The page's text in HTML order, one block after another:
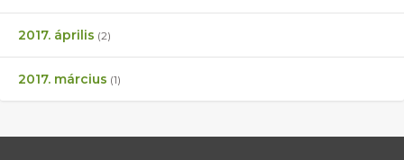
2017. április (2)
2017. március (1)